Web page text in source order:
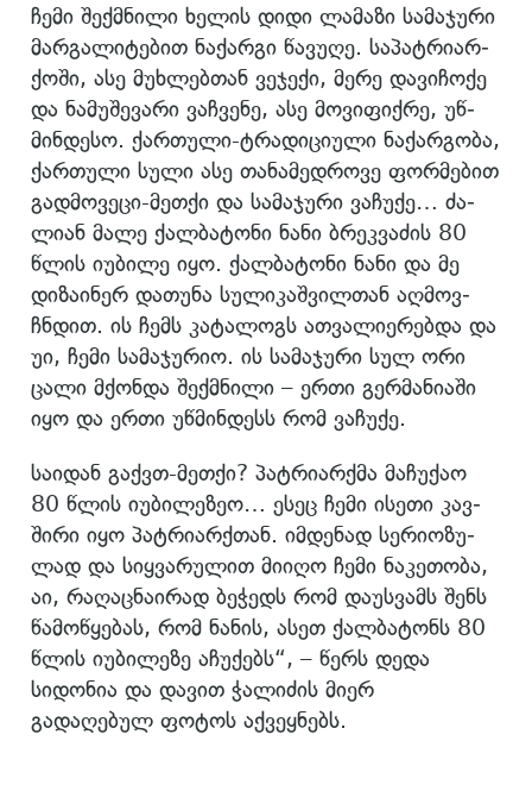
ჩემი შექ­მნი­ლი ხე­ლის დიდი ლა­მა­ზი სა­მა­ჯუ­რი
მარ­გა­ლი­ტე­ბით ნა­ქარ­გი წა­ვუ­ღე. სა­პატ­რი­არ­
ქო­ში, ასე მუხ­ლებ­თან ვე­ჯე­ქი, მერე და­ვი­ჩო­ქე
და ნა­მუ­შე­ვა­რი ვაჩ­ვე­ნე, ასე მო­ვი­ფიქ­რე, უწ­
მინ­დე­სო. ქარ­თუ­ლი-ტრა­დი­ცი­უ­ლი ნა­ქარ­გო­ბა,
ქარ­თუ­ლი სული ასე თა­ნა­მედ­რო­ვე ფორ­მე­ბით
გად­მო­ვე­ცი-მეთ­ქი და სა­მა­ჯუ­რი ვა­ჩუ­ქე… ძა­
ლი­ან მალე ქალ­ბა­ტო­ნი ნანი ბრეკ­ვა­ძის 80
წლის იუ­ბი­ლე იყო. ქალ­ბა­ტო­ნი ნანი და მე
დი­ზა­ი­ნერ და­თუ­ნა სუ­ლი­კაშ­ვილ­თან აღ­მოვ­
ჩნდით. ის ჩემს კა­ტა­ლოგს ათ­ვა­ლი­ე­რებ­და და
უი, ჩემი სა­მა­ჯუ­რიო. ის სა­მა­ჯუ­რი სულ ორი
ცალი მქონ­და შექ­მნი­ლი – ერთი გერ­მა­ნი­ა­ში
იყო და ერთი უწ­მინ­დესს რომ ვა­ჩუ­ქე.
სა­ი­დან გაქვთ-მეთ­ქი? პატ­რი­არ­ქმა მა­ჩუ­ქაო
80 წლის იუ­ბი­ლე­ზეო… ესეც ჩემი ისე­თი კავ­
ში­რი იყო პატ­რი­არ­ქთან. იმ­დე­ნად სე­რი­ო­ზუ­
ლად და სიყ­ვა­რუ­ლით მი­ი­ღო ჩემი ნა­კე­თო­ბა,
აი, რა­ღაც­ნა­ი­რად ბე­ჭედს რომ და­უს­ვამს შენს
წა­მო­წყე­ბას, რომ ნა­ნის, ასეთ ქალ­ბა­ტონს 80
წლის იუ­ბი­ლე­ზე აჩუ­ქებს“, – წერს დედა
სიდონია და დავით ჭალიძის მიერ
გადაღებულ ფოტოს აქვეყნებს.